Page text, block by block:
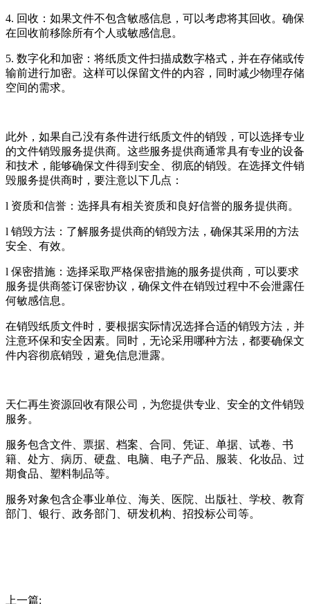
4. 回收：如果文件不包含敏感信息，可以考虑将其回收。确保
在回收前移除所有个人或敏感信息。
5. 数字化和加密：将纸质文件扫描成数字格式，并在存储或传
输前进行加密。这样可以保留文件的内容，同时减少物理存储
空间的需求。
此外，如果自己没有条件进行纸质文件的销毁，可以选择专业
的文件销毁服务提供商。这些服务提供商通常具有专业的设备
和技术，能够确保文件得到安全、彻底的销毁。在选择文件销
毁服务提供商时，要注意以下几点：
l 资质和信誉：选择具有相关资质和良好信誉的服务提供商。
l 销毁方法：了解服务提供商的销毁方法，确保其采用的方法
安全、有效。
l 保密措施：选择采取严格保密措施的服务提供商，可以要求
服务提供商签订保密协议，确保文件在销毁过程中不会泄露任
何敏感信息。
在销毁纸质文件时，要根据实际情况选择合适的销毁方法，并
注意环保和安全因素。同时，无论采用哪种方法，都要确保文
件内容彻底销毁，避免信息泄露。
天仁再生资源回收有限公司，为您提供专业、安全的文件销毁
服务。
服务包含文件、票据、档案、合同、凭证、单据、试卷、书
籍、处方、病历、硬盘、电脑、电子产品、服装、化妆品、过
期食品、塑料制品等。
服务对象包含企事业单位、海关、医院、出版社、学校、教育
部门、银行、政务部门、研发机构、招投标公司等。
上一篇: